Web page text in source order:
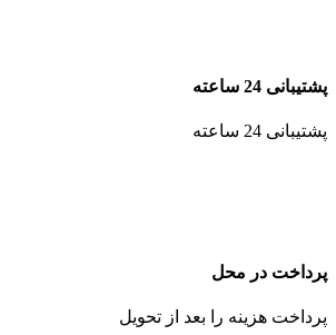
پشتیبانی 24 ساعته
پشتیبانی 24 ساعته
پرداخت در محل
پرداخت هزینه را بعد از تحویل